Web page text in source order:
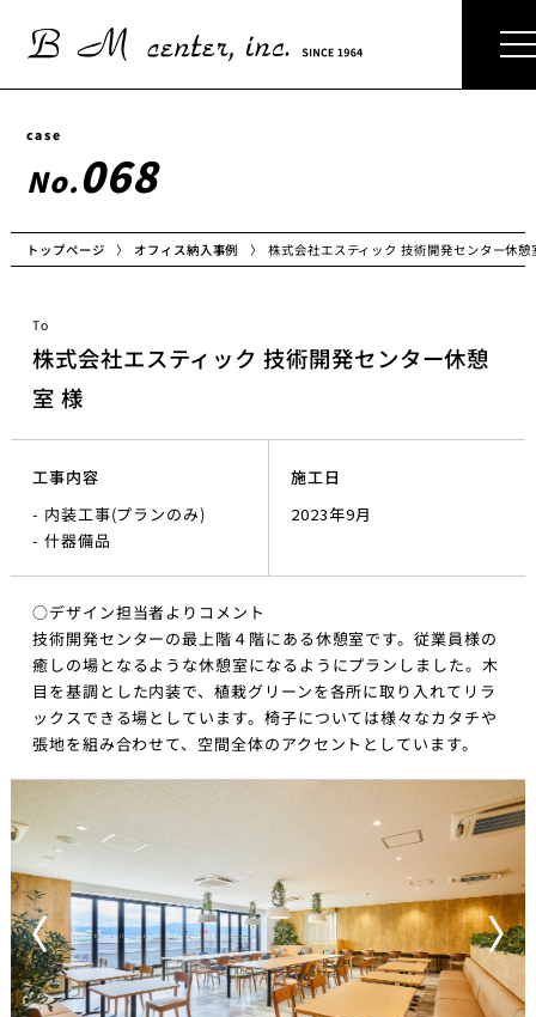
case
No.068
トップページ オフィス納入事例 株式会社エスティック 技術開発センター休憩
To
株式会社エスティック 技術開発センター休憩
室 様
工事内容
- 内装工事(プランのみ)
- 什器備品
施工日
2023年9月
○デザイン担当者よりコメント
技術開発センターの最上階４階にある休憩室です。従業員様の
癒しの場となるような休憩室になるようにプランしました。木
目を基調とした内装で、植栽グリーンを各所に取り入れてリラ
ックスできる場としています。椅子については様々なカタチや
張地を組み合わせて、空間全体のアクセントとしています。